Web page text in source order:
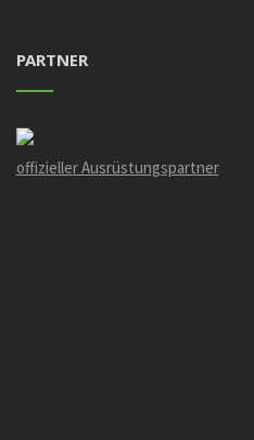
PARTNER
offizieller Ausrüstungspartner